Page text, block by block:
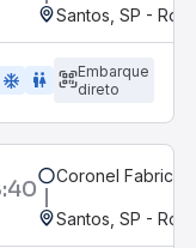
Santos, SP -
ac_unit WC
Embarque
direto
Coronel
Santos, SP -